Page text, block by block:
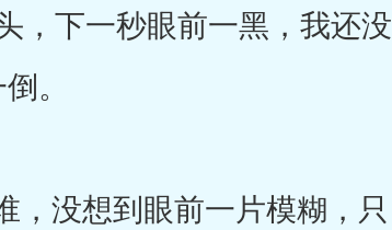
，下一秒眼前一黑，我还没
。
没想到眼前一片模糊，只